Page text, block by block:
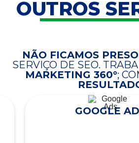
OUTROS
NÃO FICAMOS
SERVIÇO DE SEO.
MARKETING 360°;
GOOGLE